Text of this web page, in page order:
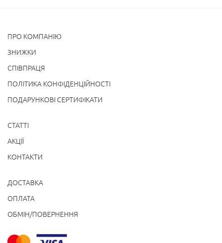
ПРО КОМПАНІЮ
ЗНИЖКИ
СПІВПРАЦЯ
ПОЛІТИКА КОНФІДЕНЦІЙНОСТІ
ПОДАРУНКОВІ СЕРТИФІКАТИ
СТАТТІ
АКЦІЇ
КОНТАКТИ
ДОСТАВКА
ОПЛАТА
ОБМІН/ПОВЕРНЕННЯ